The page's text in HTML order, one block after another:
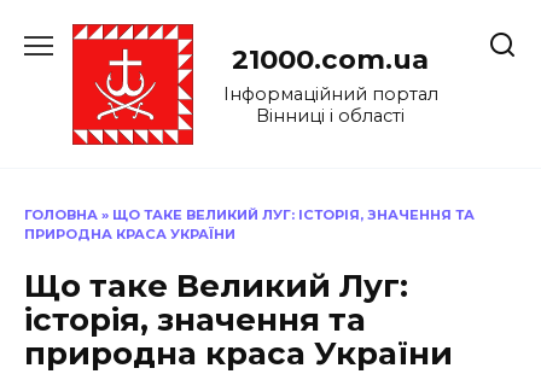
до
21000.com.ua
Інформаційний портал
Вінниці і області
ГОЛОВНА » ЩО ТАКЕ ВЕЛИКИЙ ЛУГ: ІСТОРІЯ, ЗНАЧЕННЯ ТА
ПРИРОДНА КРАСА УКРАЇНИ
Що таке Великий Луг:
історія, значення та
природна краса України